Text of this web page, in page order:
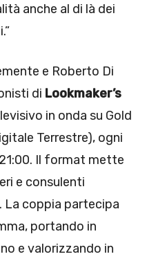
anche al di là dei
e Roberto Di
di Lookmaker’s
in onda su Gold
Terrestre), ogni
Il format mette
e consulenti
La coppia partecipa
portando in
e valorizzando in